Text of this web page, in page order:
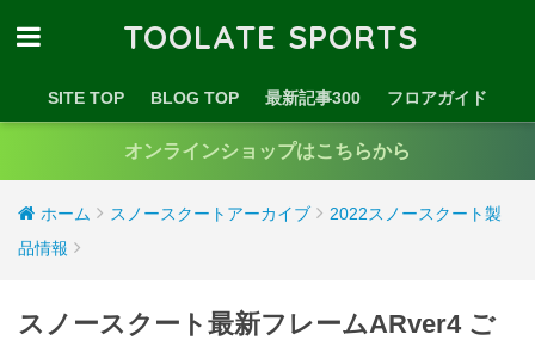
TOOLATE SPORTS
SITE TOP BLOG TOP 最新記事300 フロアガイド
オンラインショップはこちらから
ホーム スノースクートアーカイブ
2022スノースクート製
品情報
スノースクート最新フレームARver4 ご